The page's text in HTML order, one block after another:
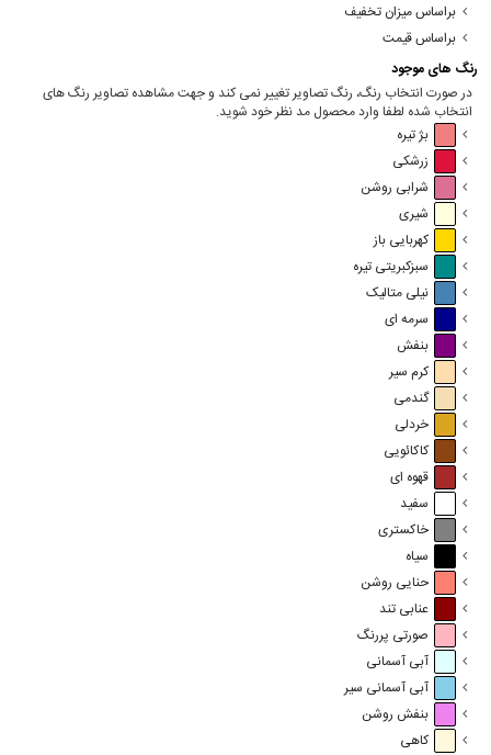
براساس میزان تخفیف
براساس قیمت
رنگ های موجود
در صورت انتخاب رنگ، رنگ تصاویر تغییر نمی کند و جهت مشاهده تصاویر رنگ های
انتخاب شده لطفا وارد محصول مد نظر خود شوید.
بژ تیره
زرشکی
شرابی روشن
شیری
کهربایی باز
سبزکبریتی تیره
نیلی متالیک
سرمه ای
بنفش
کرم سیر
گندمی
خردلی
کاکائویی
قهوه ای
سفید
خاکستری
سیاه
حنایی روشن
عنابی تند
صورتی پررنگ
آبی آسمانی
آبی آسمانی سیر
بنفش روشن
کاهی